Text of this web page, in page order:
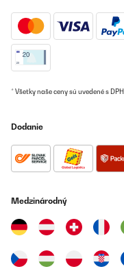
Ochladzovač
bytu?
miestnosti?
oknom?
najtichšie do spálne?
* Všetky naše ceny sú uvedené s
Dodanie
Medzinárodný